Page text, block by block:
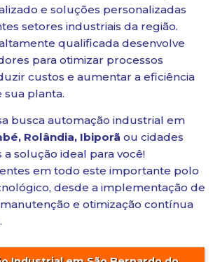
e soluções personalizadas
setores industriais da região.
qualificada desenvolve
para otimizar processos
custos e aumentar a eficiência
sua planta.
busca automação industrial em
Rolândia, Ibiporã ou cidades
a solução ideal para você!
em todo este importante polo
desde a implementação de
e otimização contínua